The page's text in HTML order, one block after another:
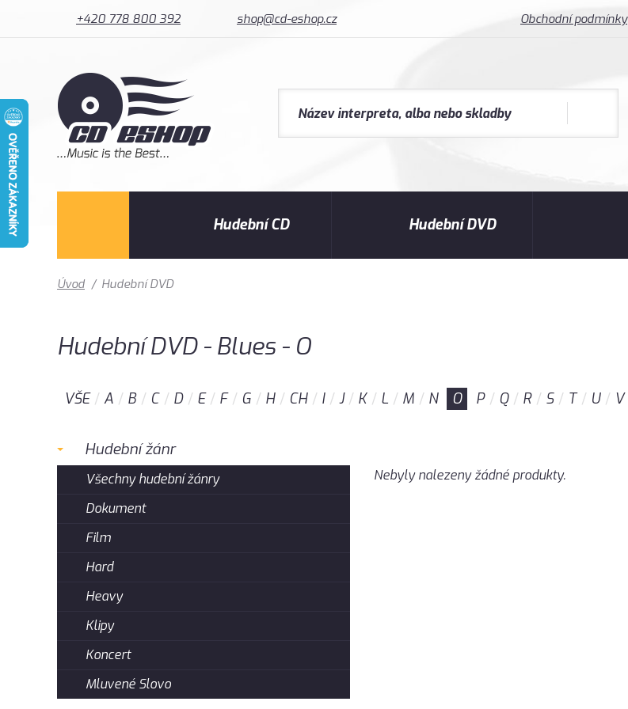
+420 778 800 392 shop@cd-eshop.cz Obchodní podmínky
Hudební CD Hudební DVD
Úvod / Hudební DVD
Hudební DVD - Blues - O
VŠE A B C D E F G H CH I J K L M N O P Q R S T U V
Hudební žánr
Všechny hudební žánry
Dokument
Film
Hard
Heavy
Klipy
Koncert
Mluvené Slovo
Nebyly nalezeny žádné produkty.